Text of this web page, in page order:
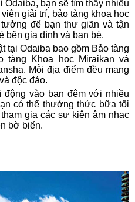
Odaiba, bạn sẽ tìm thấy nhiều
giải trí, bảo tàng khoa học
để bạn thư giãn và tận
bên gia đình và bạn bè.
tại Odaiba bao gồm Bảo tàng
tàng Khoa học Miraikan và
Mỗi địa điểm đều mang
độc đáo.
động vào ban đêm với nhiều
có thể thưởng thức bữa tối
gia các sự kiện âm nhạc
bờ biển.